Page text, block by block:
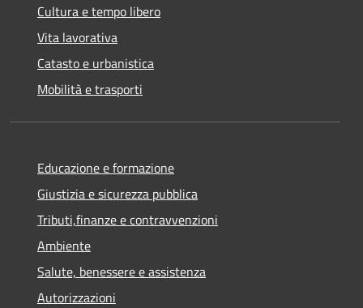
Cultura e tempo libero
Vita lavorativa
Catasto e urbanistica
Mobilità e trasporti
Educazione e formazione
Giustizia e sicurezza pubblica
Tributi,finanze e contravvenzioni
Ambiente
Salute, benessere e assistenza
Autorizzazioni